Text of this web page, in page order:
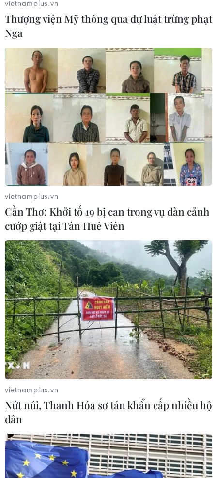
vietnamplus.vn
Thượng viện Mỹ thông qua dự luật trừng phạt
Nga
vietnamplus.vn
Cần Thơ: Khởi tố 19 bị can trong vụ dàn cảnh
cướp giật tại Tân Huê Viên
vietnamplus.vn
Nứt núi, Thanh Hóa sơ tán khẩn cấp nhiều hộ
dân